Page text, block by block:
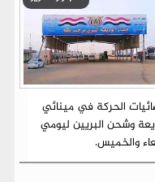
الحركة في مينائي
وشحن البريين ليومي
والخميس.